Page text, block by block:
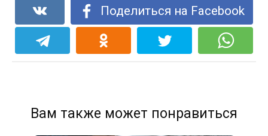
Поделиться на Facebook
Вам также может понравиться